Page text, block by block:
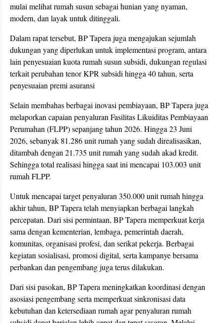
mulai melihat rumah susun sebagai hunian yang nyaman,
modern, dan layak untuk ditinggali.
Dalam rapat tersebut, BP Tapera juga mengajukan sejumlah
dukungan yang diperlukan untuk implementasi program, antara
lain penyesuaian kuota rumah susun subsidi, dukungan regulasi
terkait perubahan tenor KPR subsidi hingga 40 tahun, serta
penyesuaian premi asuransi
Selain membahas berbagai inovasi pembiayaan, BP Tapera juga
melaporkan capaian penyaluran Fasilitas Likuiditas Pembiayaan
Perumahan (FLPP) sepanjang tahun 2026. Hingga 23 Juni
2026, sebanyak 81.286 unit rumah yang sudah direalisasikan,
ditambah dengan 21.735 unit rumah yang sudah akad kredit.
Sehingga total realisasi hingga saat ini mencapai 103.003 unit
rumah FLPP.
Untuk mencapai target penyaluran 350.000 unit rumah hingga
akhir tahun, BP Tapera telah menyiapkan berbagai langkah
percepatan. Dari sisi permintaan, BP Tapera memperkuat kerja
sama dengan kementerian, lembaga, pemerintah daerah,
komunitas, organisasi profesi, dan serikat pekerja. Berbagai
kegiatan sosialisasi, promosi digital, serta kampanye bersama
perbankan dan pengembang juga terus dilakukan.
Dari sisi pasokan, BP Tapera meningkatkan koordinasi dengan
asosiasi pengembang serta memperkuat sinkronisasi data
kebutuhan dan ketersediaan rumah agar penyaluran rumah